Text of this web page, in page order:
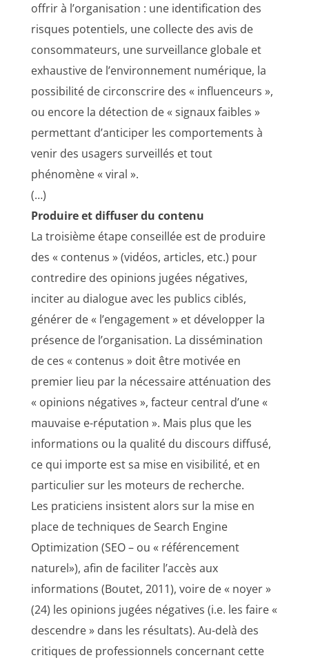
offrir à l’organisation : une identification des
risques potentiels, une collecte des avis de
consommateurs, une surveillance globale et
exhaustive de l’environnement numérique, la
possibilité de circonscrire des « influenceurs »,
ou encore la détection de « signaux faibles »
permettant d’anticiper les comportements à
venir des usagers surveillés et tout
phénomène « viral ».
(…)
Produire et diffuser du contenu
La troisième étape conseillée est de produire
des « contenus » (vidéos, articles, etc.) pour
contredire des opinions jugées négatives,
inciter au dialogue avec les publics ciblés,
générer de « l’engagement » et développer la
présence de l’organisation. La dissémination
de ces « contenus » doit être motivée en
premier lieu par la nécessaire atténuation des
« opinions négatives », facteur central d’une «
mauvaise e-réputation ». Mais plus que les
informations ou la qualité du discours diffusé,
ce qui importe est sa mise en visibilité, et en
particulier sur les moteurs de recherche.
Les praticiens insistent alors sur la mise en
place de techniques de Search Engine
Optimization (SEO – ou « référencement
naturel»), afin de faciliter l’accès aux
informations (Boutet, 2011), voire de « noyer »
(24) les opinions jugées négatives (i.e. les faire «
descendre » dans les résultats). Au-delà des
critiques de professionnels concernant cette